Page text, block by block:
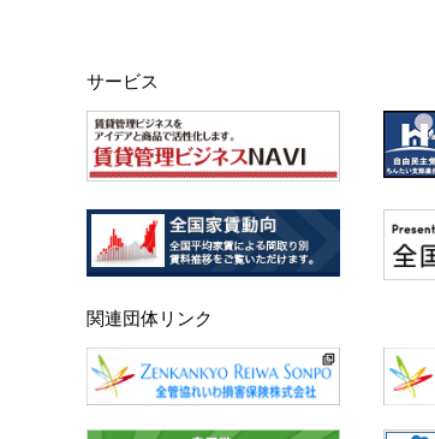
サービス
関連団体リンク